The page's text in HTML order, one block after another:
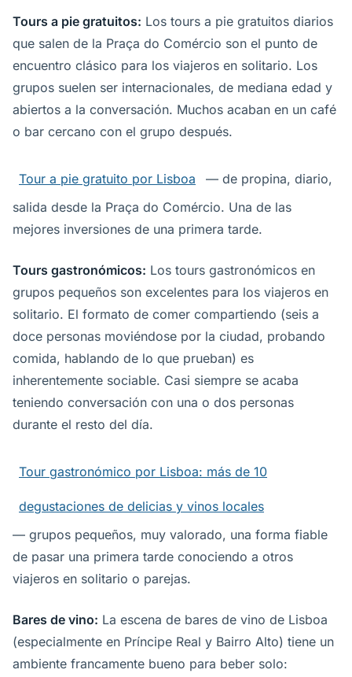
Tours a pie gratuitos: Los tours a pie gratuitos diarios
que salen de la Praça do Comércio son el punto de
encuentro clásico para los viajeros en solitario. Los
grupos suelen ser internacionales, de mediana edad y
abiertos a la conversación. Muchos acaban en un café
o bar cercano con el grupo después.
Tour a pie gratuito por Lisboa
— de propina, diario,
salida desde la Praça do Comércio. Una de las
mejores inversiones de una primera tarde.
Tours gastronómicos: Los tours gastronómicos en
grupos pequeños son excelentes para los viajeros en
solitario. El formato de comer compartiendo (seis a
doce personas moviéndose por la ciudad, probando
comida, hablando de lo que prueban) es
inherentemente sociable. Casi siempre se acaba
teniendo conversación con una o dos personas
durante el resto del día.
Tour gastronómico por Lisboa: más de 10
degustaciones de delicias y vinos locales
— grupos pequeños, muy valorado, una forma fiable
de pasar una primera tarde conociendo a otros
viajeros en solitario o parejas.
Bares de vino: La escena de bares de vino de Lisboa
(especialmente en Príncipe Real y Bairro Alto) tiene un
ambiente francamente bueno para beber solo: